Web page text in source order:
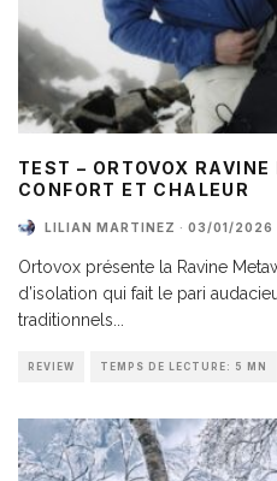
TEST – ORTOVOX
CONFORT ET CHALEUR
LILIAN MARTINEZ · 03/01/2026
Ortovox présente la Ravine
d’isolation qui fait le pari
traditionnels...
REVIEW TEMPS DE LECTURE: 5 MN